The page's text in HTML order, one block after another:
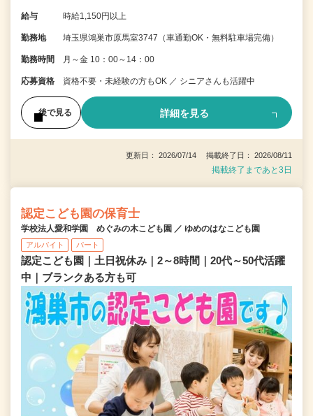
給与 時給1,150円以上
勤務地 埼玉県鴻巣市原馬室3747（車通勤OK・無料駐車場完備）
勤務時間 月～金 10：00～14：00
応募資格 資格不要・未経験の方もOK ／ シニアさんも活躍中
後で見る 詳細を見る
更新日： 2026/07/14 掲載終了日： 2026/08/11
掲載終了まであと3日
認定こども園の保育士
学校法人愛和学園 めぐみの木こども園 ／ ゆめのはなこども園
アルバイト パート
認定こども園｜土日祝休み｜2～8時間｜20代～50代活躍
中｜ブランクある方も可